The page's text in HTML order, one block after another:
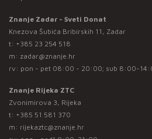
Znanje Zadar - Sveti Donat
Knezova Šubića Bribirskih 11, Zadar
t: +385 23 254 518
m: zadar@znanje.hr
rv: pon - pet 08:00 - 20:00; sub 8:00-
Znanje Rijeka ZTC
Zvonimirova 3, Rijeka
t: +385 51 581 370
m: rijekaztc@znanje.hr